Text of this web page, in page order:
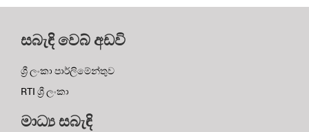
සබැඳි වෙබ් අඩවි
ශ්‍රී ලංකා පාර්ලිමේන්තුව
RTI ශ්‍රී ලංකා
මාධ්‍ය සබැඳි